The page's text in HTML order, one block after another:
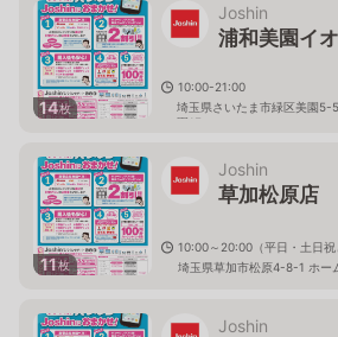
14枚
Joshin
浦和美園イ
10:00-21:00
埼玉県さいたま市緑区美園5-
園1F
11枚
Joshin
草加松原店
10:00～20:00（平日・土日祝
埼玉県草加市松原4-8-1 ホー
Joshin